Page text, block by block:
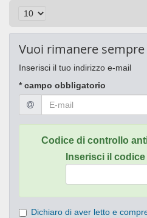
Vuoi rimanere
Inserisci il tuo indirizzo e-mail
* campo obbligatorio
Codice di controllo
Inserisci il
Dichiaro di aver letto e